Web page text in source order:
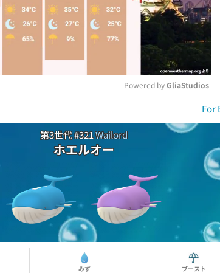
M
u
Powered by GliaStudios
For
第3世代 #321Wailord
ホエルオー
みず ブースト